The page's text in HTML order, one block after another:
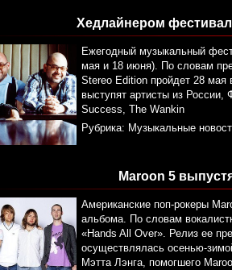
Хедлайнером
Ежегодный музыкальный
мая и 18 июня). По словам
Stereo Edition пройдет 28 мая
выступят артисты из России,
Success, The Wankin
Рубрика: Музыкальные
Maroon 5
Американские поп-рокеры
альбома. По словам
«Hands All Over». Релиз ее
осуществлялась осенью-
Мэтта Лэнга, помогшего